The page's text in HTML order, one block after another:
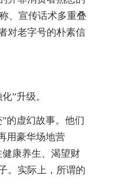
、宣传话术多重叠
对老字号的朴素信
”升级。
的虚幻故事。他们
用豪华场地营
康养生、渴望财
。实际上，所谓的